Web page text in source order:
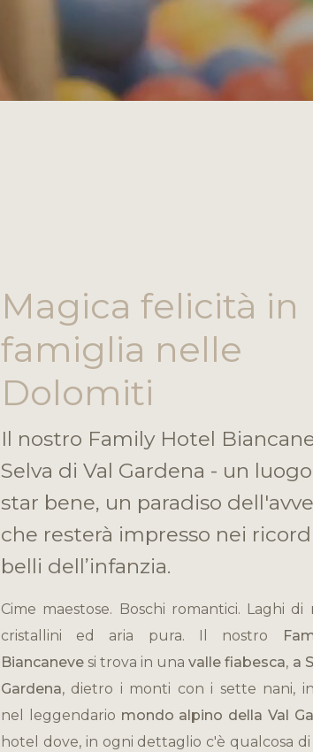
Magica felicità in
famiglia nelle
Dolomiti
Il nostro Family Hotel
Selva di Val Gardena - un
star bene, un paradiso
che resterà impresso nei
belli dell’infanzia.
Cime maestose. Boschi romantici. Laghi di
cristallini ed aria pura. Il nostro
Biancanevesi trova in unavalle fiabesca, a
Gardena, dietro i monti con i sette nani,
nel leggendario mondo alpino della Val
hotel dove, in ogni dettaglio c'è qualcosa di